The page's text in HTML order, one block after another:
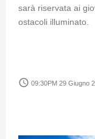
sarà riservata ai
ostacoli illuminato.
access_time 09:30PM 29 Giugno